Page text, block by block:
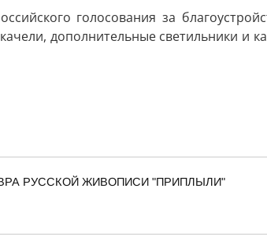
голосования за
дополнительные светильники
РУССКОЙ ЖИВОПИСИ "ПРИПЛЫЛИ"